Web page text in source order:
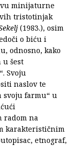
minijaturne
tristotinjak
(1983.), osim
o biću i
odnosno, kako
u šest
Svoju
naslov te
svoju farmu“ u
radom na
karakterističnim
etnograf,